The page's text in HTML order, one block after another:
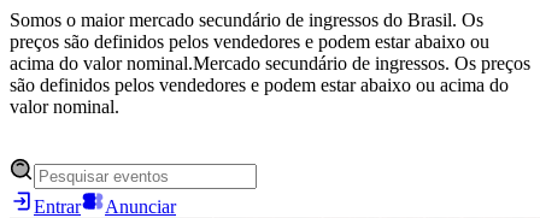
Somos o maior mercado secundário de ingressos do Brasil. Os
preços são definidos pelos vendedores e podem estar abaixo ou
acima do valor nominal.Mercado secundário de ingressos. Os preços
são definidos pelos vendedores e podem estar abaixo ou acima do
valor nominal.
Entrar Anunciar